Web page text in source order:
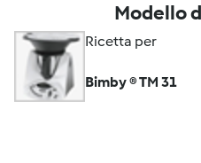
Modello
Ricetta per
Bimby ® TM 31